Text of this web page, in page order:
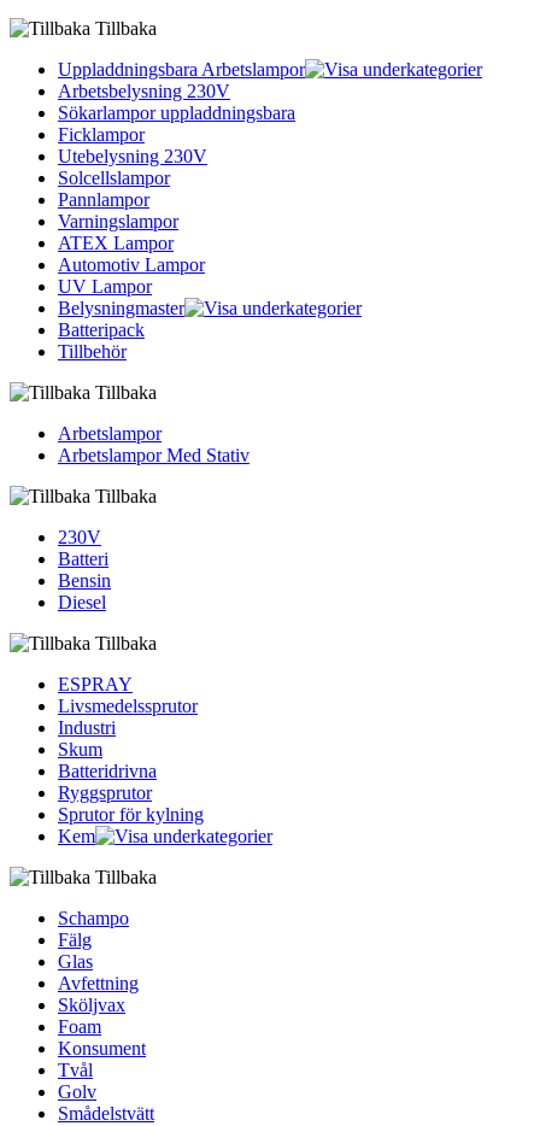
Tillbaka
Uppladdningsbara Arbetslampor
Arbetsbelysning 230V
Sökarlampor uppladdningsbara
Ficklampor
Utebelysning 230V
Solcellslampor
Pannlampor
Varningslampor
ATEX Lampor
Automotiv Lampor
UV Lampor
Belysningmaster
Batteripack
Tillbehör
Tillbaka
Arbetslampor
Arbetslampor Med Stativ
Tillbaka
230V
Batteri
Bensin
Diesel
Tillbaka
ESPRAY
Livsmedelssprutor
Industri
Skum
Batteridrivna
Ryggsprutor
Sprutor för kylning
Kem
Tillbaka
Schampo
Fälg
Glas
Avfettning
Sköljvax
Foam
Konsument
Tvål
Golv
Smådelstvätt